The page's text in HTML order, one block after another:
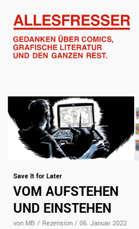
Save It for Later
VOM AUFSTEHEN
UND EINSTEHEN
von MB / Rezension / 06. Januar 2022